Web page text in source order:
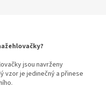
jsou navrženy
vzor je jedinečný a přinese